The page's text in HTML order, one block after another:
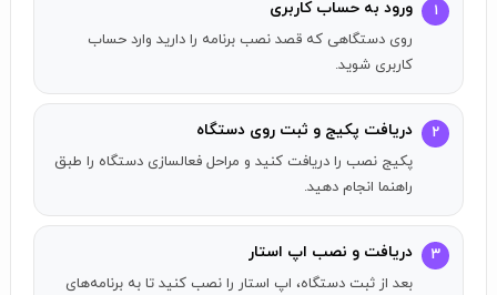
Theft Auto: San Andreas و لوگوی R* از علامت‌ها/لوگوها/حق
کپی‌ها متعلق به Take-Two Interactive هستند.
حقوق محفوظ است.
استفاده از Oodle.
Tools, Inc.
آیکون رتبه بندی علامت تجاری انجمن نرم‌افزار سرگرمی است.
تمامی دیگر علامت‌ها و علائم تجاری اموال مالکان مربوطه
هستند. تمامی حقوق محفوظ است.
۱ ورود به حساب کاربری
روی دستگاهی که قصد نصب برنامه را دارید وارد حساب
کاربری شوید.
۲ دریافت پکیج و ثبت روی دستگاه
پکیج نصب را دریافت کنید و مراحل فعالسازی دستگاه را طبق
راهنما انجام دهید.
۳ دریافت و نصب اپ استار
بعد از ثبت دستگاه، اپ استار را نصب کنید تا به برنامه‌های